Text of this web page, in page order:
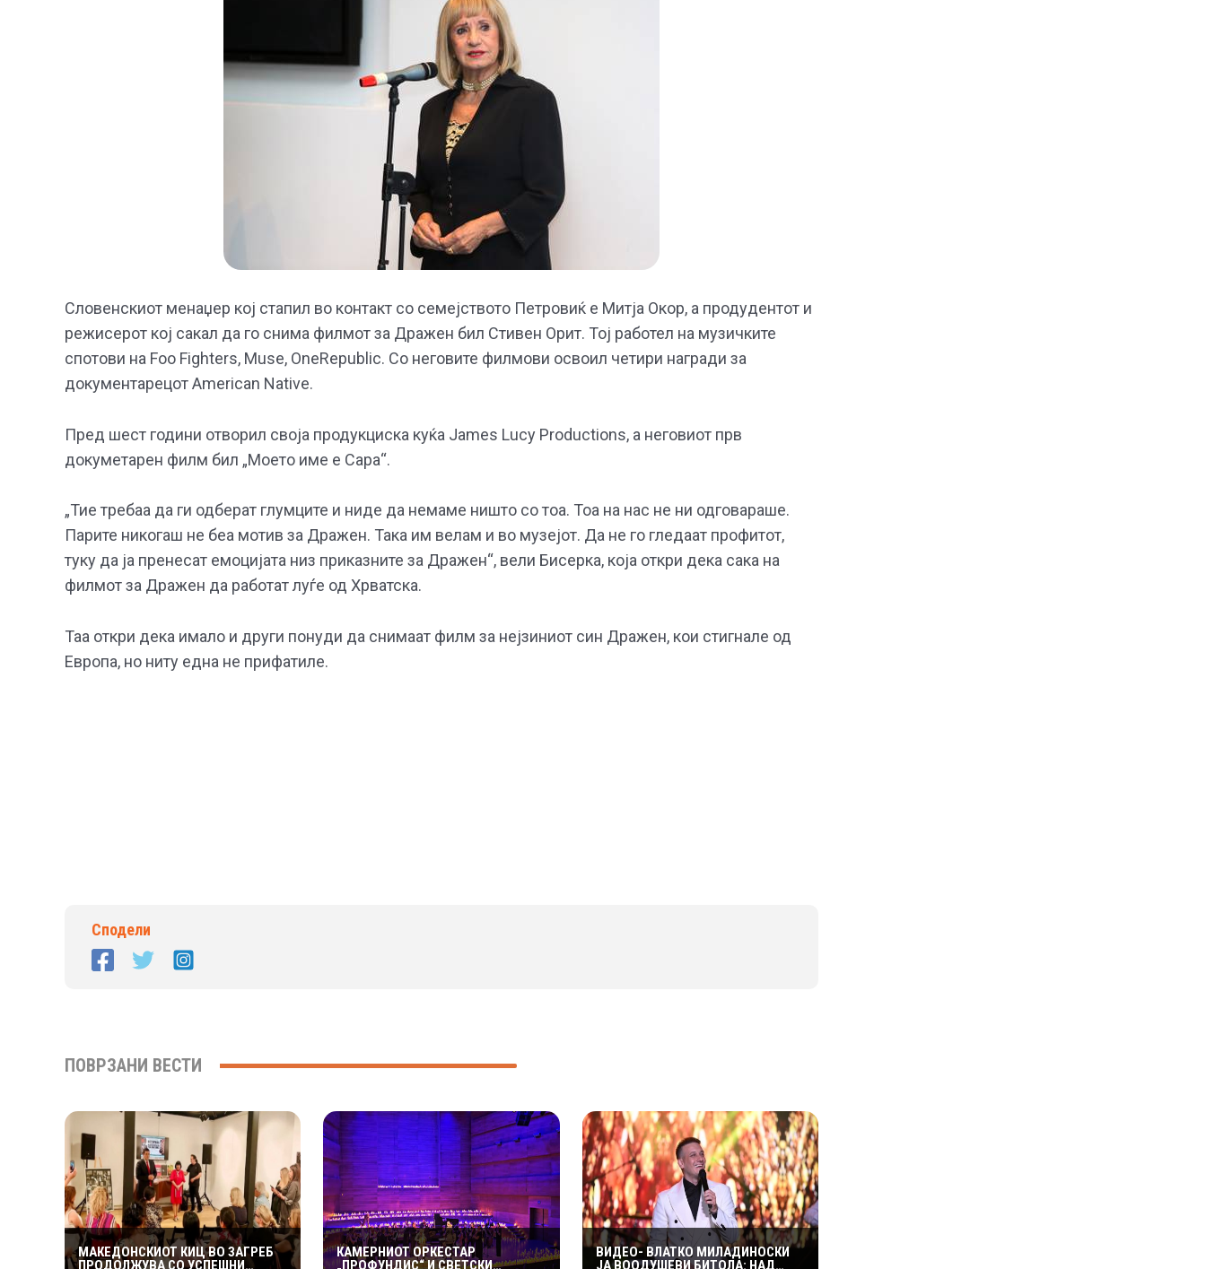
Словенскиот менаџер кој стапил во контакт со семејството Петровиќ е Митја Окор, а продудентот и
режисерот кој сакал да го снима филмот за Дражен бил Стивен Орит. Тој работел на музичките
спотови на Foo Fighters, Muse, OneRepublic. Со неговите филмови освоил четири награди за
документарецот American Native.
Пред шест години отворил своја продукциска куќа James Lucy Productions, а неговиот прв
докуметарен филм бил „Моето име е Сара“.
„Тие требаа да ги одберат глумците и ниде да немаме ништо со тоа. Тоа на нас не ни одговараше.
Парите никогаш не беа мотив за Дражен. Така им велам и во музејот. Да не го гледаат профитот,
туку да ја пренесат емоцијата низ приказните за Дражен“, вели Бисерка, која откри дека сака на
филмот за Дражен да работат луѓе од Хрватска.
Таа откри дека имало и други понуди да снимаат филм за нејзиниот син Дражен, кои стигнале од
Европа, но ниту една не прифатиле.
Сподели
ПОВРЗАНИ ВЕСТИ
МАКЕДОНСКИОТ КИЦ ВО ЗАГРЕБ
ПРОДОЛЖУВА СО УСПЕШНИ
КАМЕРНИОТ ОРКЕСТАР
„ПРОФУНДИС“ И СВЕТСКИ
ВИДЕО- ВЛАТКО МИЛАДИНОСКИ
ЈА ВООДУШЕВИ БИТОЛА: НАД